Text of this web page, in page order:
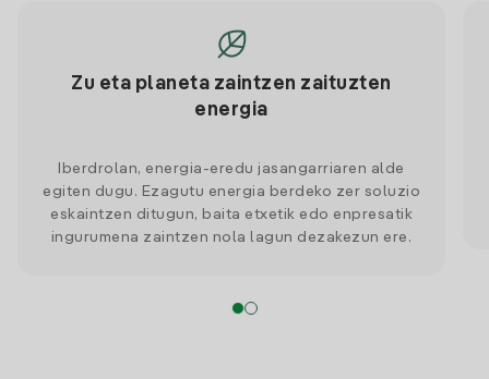
Zu eta planeta zaintzen zaituzten
energia
Iberdrolan, energia-eredu jasangarriaren alde
egiten dugu. Ezagutu energia berdeko zer soluzio
eskaintzen ditugun, baita etxetik edo enpresatik
ingurumena zaintzen nola lagun dezakezun ere.